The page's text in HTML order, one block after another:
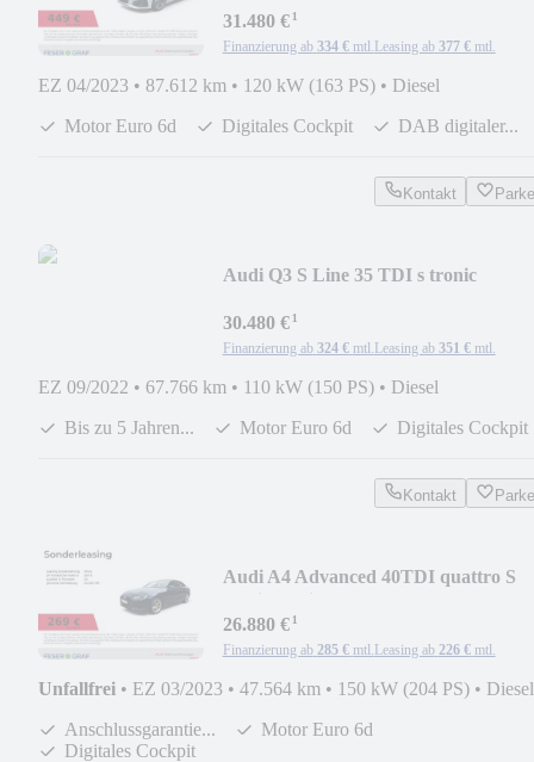
31.480 €¹
Finanzierung ab 334 € mtl. Leasing ab 377 € mtl.
EZ 04/2023 • 87.612 km • 120 kW (163 PS) • Diesel
Motor Euro 6d
Digitales Cockpit DAB digitaler...
Kontakt
Audi Q3 S Line 35 TDI s tronic
30.480 €¹
Finanzierung ab 324 € mtl. Leasing ab 351 € mtl.
EZ 09/2022 • 67.766 km • 110 kW (150 PS) • Diesel
Bis zu 5 Jahren...
Motor Euro 6d Digitales Cockpit
Kontakt
Audi A4 Advanced 40TDI quattro S
26.880 €¹
Finanzierung ab 285 € mtl. Leasing ab 226 € mtl.
Unfallfrei • EZ 03/2023 • 47.564 km • 150 kW (204 PS) • Diesel
Anschlussgarantie...
Motor Euro 6d
Digitales Cockpit